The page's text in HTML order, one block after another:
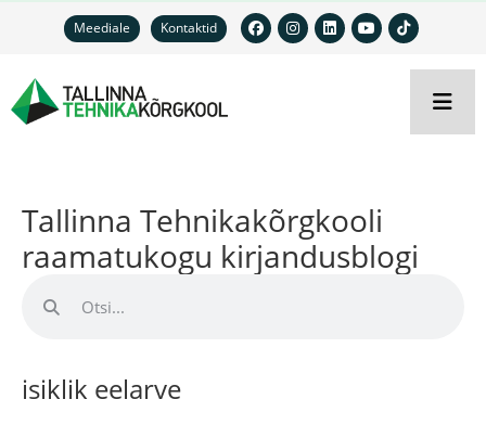
Meediale Kontaktid
Tallinna Tehnikakõrgkooli
raamatukogu kirjandusblogi
isiklik eelarve